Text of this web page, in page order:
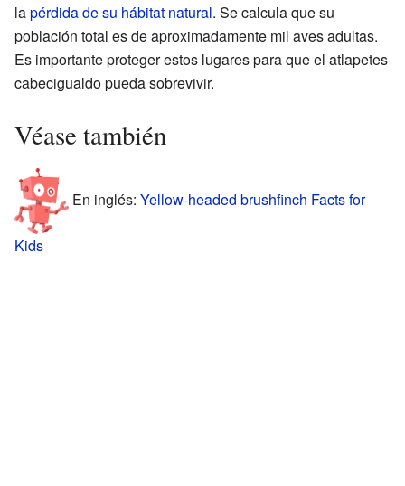
lapérdida de su hábitat natural. Se calcula que su
población total es de aproximadamente mil aves adultas.
Es importante proteger estos lugares para que el atlapetes
cabecigualdo pueda sobrevivir.
Véase también
En inglés: Yellow-headed brushfinch Facts for
Kids